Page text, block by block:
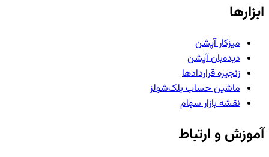
ابزارها
میزکار آپشن
دیده‌بان آپشن
زنجیره قراردادها
ماشین حساب بلک‌شولز
نقشه بازار سهام
آموزش و ارتباط